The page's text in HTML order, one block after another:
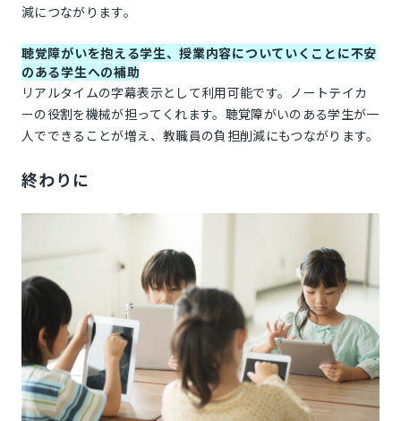
減につながります。
聴覚障がいを抱える学生、授業内容についていくことに不安
のある学生への補助
リアルタイムの字幕表示として利用可能です。ノートテイカ
ーの役割を機械が担ってくれます。聴覚障がいのある学生が一
人でできることが増え、教職員の負担削減にもつながります。
終わりに